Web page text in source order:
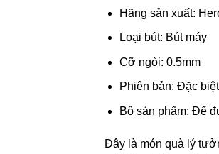
Hãng sản xuất:
Loại bút: Bút máy
Cỡ ngòi: 0.5mm
Phiên bản: Đặc
Bộ sản phẩm: Đế
Đây là món quà lý